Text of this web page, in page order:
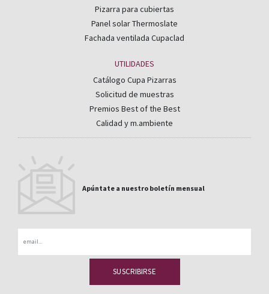
Pizarra para cubiertas
Panel solar Thermoslate
Fachada ventilada Cupaclad
UTILIDADES
Catálogo Cupa Pizarras
Solicitud de muestras
Premios Best of the Best
Calidad y m.ambiente
Apúntate a nuestro boletín mensual